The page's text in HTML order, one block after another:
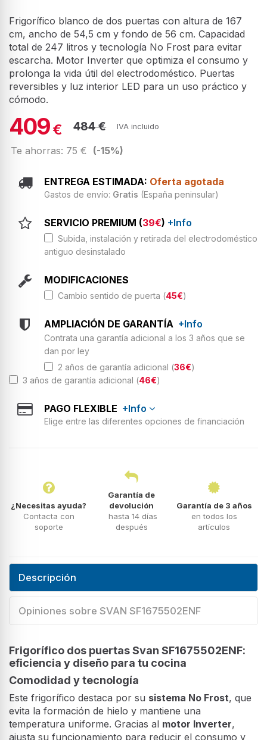
Frigorífico blanco de dos puertas con altura de 167
cm, ancho de 54,5 cm y fondo de 56 cm. Capacidad
total de 247 litros y tecnología No Frost para evitar
escarcha. Motor Inverter que optimiza el consumo y
prolonga la vida útil del electrodoméstico. Puertas
reversibles y luz interior LED para un uso práctico y
cómodo.
409€ 484 € IVA incluido
Te ahorras: 75 € (-15%)
ENTREGA ESTIMADA: Oferta agotada
Gastos de envío: Gratis (España peninsular)
SERVICIO PREMIUM (39€) +Info
Subida, instalación y retirada del electrodoméstico
antiguo desinstalado
MODIFICACIONES
Cambio sentido de puerta (45€)
AMPLIACIÓN DE GARANTÍA +Info
Contrata una garantía adicional a los 3 años que se
dan por ley
2 años de garantía adicional (36€)
3 años de garantía adicional (46€)
PAGO FLEXIBLE +Info
Elige entre las diferentes opciones de financiación
¿Necesitas ayuda?
Contacta con
soporte
Garantía de
devolución
hasta 14 días
después
Garantía de 3 años
en todos los
artículos
Descripción
Opiniones sobre SVAN SF1675502ENF
Frigorífico dos puertas Svan SF1675502ENF:
eficiencia y diseño para tu cocina
Comodidad y tecnología
Este frigorífico destaca por su sistema No Frost, que
evita la formación de hielo y mantiene una
temperatura uniforme. Gracias al motor Inverter,
ajusta su funcionamiento para reducir el consumo y